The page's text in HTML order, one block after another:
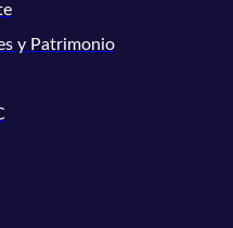
y Patrimonio